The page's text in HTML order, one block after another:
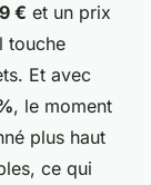
€ et un prix
touche
Et avec
, le moment
plus haut
ce qui